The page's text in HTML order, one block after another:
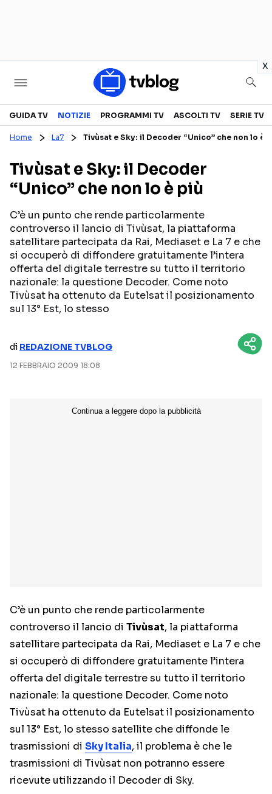
x
Televisione
CANALI TV
PROGRAMMI TV
PERSONAGGI TV
SERIE TV
REALITY SHOW
FICTION
Streaming
NETFLIX
AMAZON PRIME VIDEO
MEDIASET INFINITY
GUIDA TV NOTIZIE PROGRAMMI TV ASCOLTI TV SERIE TV
Home La7 Tivùsat e Sky: il Decoder “Unico” che non lo è
Tivùsat e Sky: il Decoder
“Unico” che non lo è più
C’è un punto che rende particolarmente
controverso il lancio di Tivùsat, la piattaforma
satellitare partecipata da Rai, Mediaset e La 7 e che
si occuperò di diffondere gratuitamente l’intera
offerta del digitale terrestre su tutto il territorio
nazionale: la questione Decoder. Come noto
Tivùsat ha ottenuto da Eutelsat il posizionamento
sul 13° Est, lo stesso
di REDAZIONE TVBLOG
12 FEBBRAIO 2009 18:08
C’è un punto che rende particolarmente
controverso il lancio di Tivùsat, la piattaforma
satellitare partecipata da Rai, Mediaset e La 7 e che
si occuperò di diffondere gratuitamente l’intera
offerta del digitale terrestre su tutto il territorio
nazionale: la questione Decoder. Come noto
Tivùsat ha ottenuto da Eutelsat il posizionamento
sul 13° Est, lo stesso satellite che diffonde le
trasmissioni di Sky Italia, il problema è che le
trasmissioni di Tivùsat non potranno essere
ricevute utilizzando il Decoder di Sky.